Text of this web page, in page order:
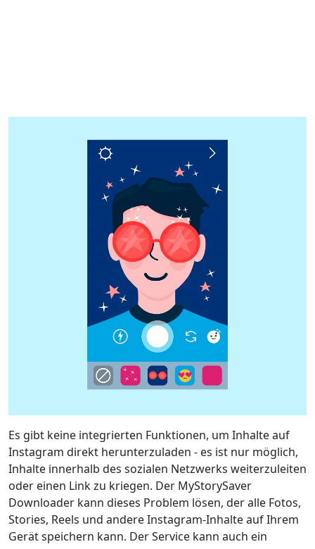
Es gibt keine integrierten Funktionen, um Inhalte auf
Instagram direkt herunterzuladen - es ist nur möglich,
Inhalte innerhalb des sozialen Netzwerks weiterzuleiten
oder einen Link zu kriegen. Der MyStorySaver
Downloader kann dieses Problem lösen, der alle Fotos,
Stories, Reels und andere Instagram-Inhalte auf Ihrem
Gerät speichern kann. Der Service kann auch ein